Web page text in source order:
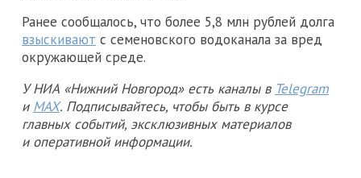
Ранее сообщалось, что более 5,8 млн рублей долга
взыскивают с семеновского водоканала за вред
окружающей среде.
У НИА «Нижний Новгород» есть каналы в Telegram
и MAX. Подписывайтесь, чтобы быть в курсе
главных событий, эксклюзивных материалов
и оперативной информации.